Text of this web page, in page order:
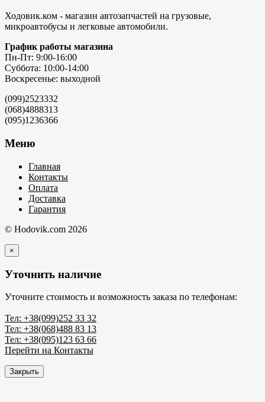
Ходовик.ком - магазин автозапчастей на грузовые,
микроавтобусы и легковые автомобили.
График работы магазина
Пн-Пт: 9:00-16:00
Суббота: 10:00-14:00
Воскресенье: выходной
(099)2523332
(068)4888313
(095)1236366
Меню
Главная
Контакты
Оплата
Доставка
Гарантия
© Hodovik.com 2026
×
Уточнить наличие
Уточните стоимость и возможность заказа по телефонам:
Тел: +38(099)252 33 32
Тел: +38(068)488 83 13
Тел: +38(095)123 63 66
Перейти на Контакты
Закрыть